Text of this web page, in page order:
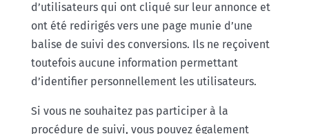
d’utilisateurs qui ont cliqué sur leur annonce et
ont été redirigés vers une page munie d’une
balise de suivi des conversions. Ils ne reçoivent
toutefois aucune information permettant
d’identifier personnellement les utilisateurs.
Si vous ne souhaitez pas participer à la
procédure de suivi, vous pouvez également